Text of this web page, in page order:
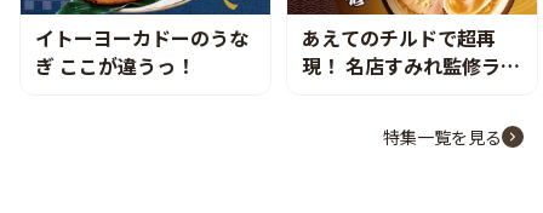
イトーヨーカドーのうな
ぎ ここが違うっ！
あえてのチルドで超再
現！ 名店すみれ監修ラー
特集一覧を見る